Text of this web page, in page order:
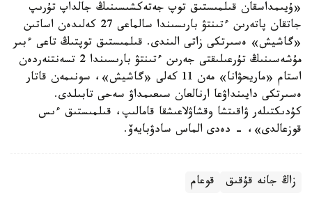
«ۇيىمداسقان قىلمىستىق توپ جەتەكشىسىنىڭ جالداپ تۇرىپ
جاتقان پاتەرىن ءتىنتۋ بارىسىندا سالماعى 27 كەلىدەن اساتىن
«گاشيش» ەسىرتكى زاتى الىندى. قىلمىستىق توپتىڭ تاعى ءبىر
مۇشەسىنىڭ تۇرعىلىقتى جەرىن ءتىنتۋ بارىسىندا 2 تسەنتنەردەن
استام «ماريحۋانا» مەن 11 كەلى «گاشيش»، سونىمەن قاتار
ەسىرتكى دايىنداۋعا ارنالعان سىعىمداۋ سەحى تابىلدى.
كۇدىكتىلەر ۋاقىتشا وقشاۋلاعىشقا قامالىپ، قىلمىستىق ءىس
قوزعالدى»، - دەدى الماس سادۋبايەۆ.
زاڭ جانە قۇقىق قوعام